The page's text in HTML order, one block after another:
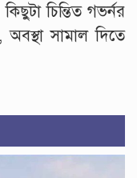
চিন্তিত গভর্নর
সামাল দিতে